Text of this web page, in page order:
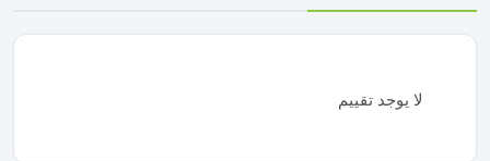
لا يوجد تقييم